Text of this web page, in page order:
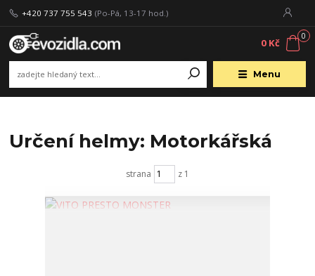
Menu
+420 737 755 543 (Po-Pá, 13-17 hod.)
0
0 Kč
Určení helmy: Motorkářská
strana z 1